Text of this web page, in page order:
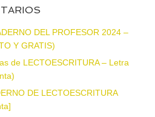
DEL PROFESOR 2024 –
Y GRATIS)
de LECTOESCRITURA – Letra
DE LECTOESCRITURA